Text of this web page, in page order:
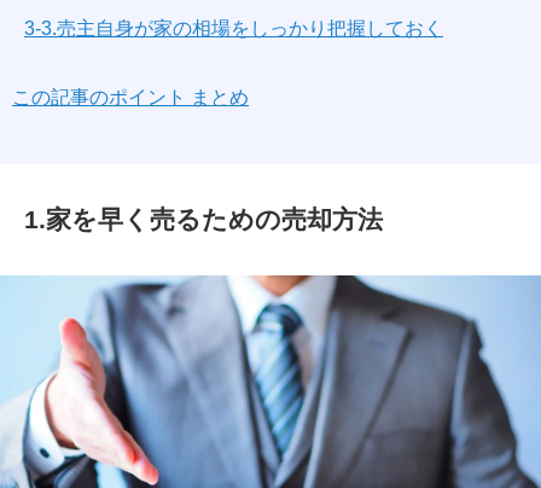
3-3.売主自身が家の相場をしっかり把握しておく
この記事のポイント まとめ
1.家を早く売るための売却方法